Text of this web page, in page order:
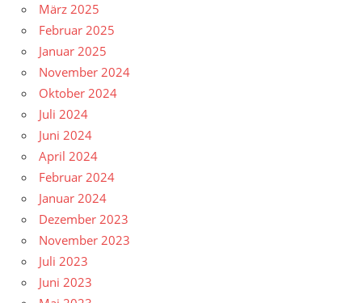
März 2025
Februar 2025
Januar 2025
November 2024
Oktober 2024
Juli 2024
Juni 2024
April 2024
Februar 2024
Januar 2024
Dezember 2023
November 2023
Juli 2023
Juni 2023